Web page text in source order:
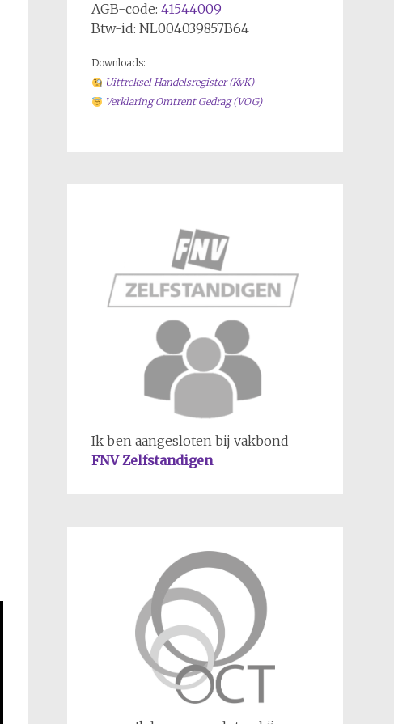
AGB-code: 41544009
Btw-id: NL004039857B64
Downloads:
Uittreksel Handelsregister (KvK)
Verklaring Omtrent Gedrag (VOG)
Ik ben aangesloten bij vakbond
FNV Zelfstandigen